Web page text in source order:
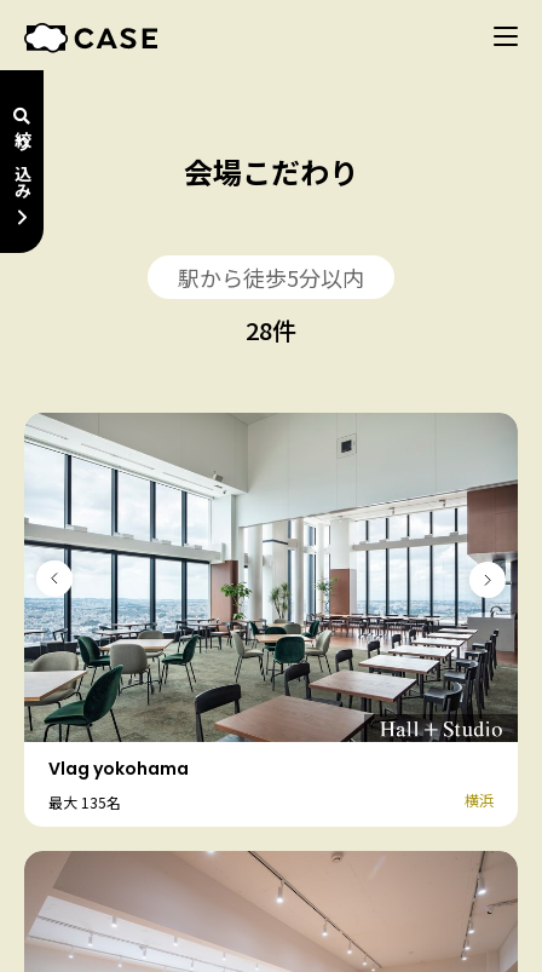
絞り込み 会場こだわり
駅から徒歩5分以内
28件
Vlag yokohama
最大 135名 横浜